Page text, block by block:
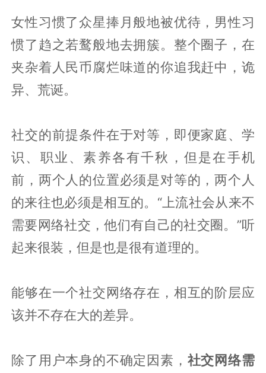
女性习惯了众星捧月般地被优待，男性习
惯了趋之若鹜般地去拥簇。整个圈子，在
夹杂着人民币腐烂味道的你追我赶中，诡
异、荒诞。
社交的前提条件在于对等，即便家庭、学
识、职业、素养各有千秋，但是在手机
前，两个人的位置必须是对等的，两个人
的来往也必须是相互的。“上流社会从来不
需要网络社交，他们有自己的社交圈。”听
起来很装，但是也是很有道理的。
能够在一个社交网络存在，相互的阶层应
该并不存在大的差异。
除了用户本身的不确定因素， 社交网络需